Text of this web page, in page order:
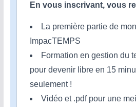
En vous inscrivant, vous
La première partie de
ImpacTEMPS
Formation en gestion du
pour devenir libre en 15
seulement !
Vidéo et .pdf pour une